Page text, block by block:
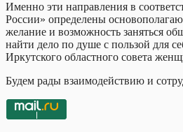
Именно эти направления в
России» определены
желание и возможность заняться
найти дело по душе с пользой для
Иркутского областного совета
Будем рады взаимодействию и